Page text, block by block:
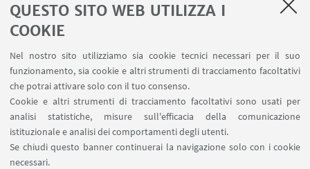
QUESTO SITO WEB UTILIZZA I
COOKIE
Nel nostro sito utilizziamo sia cookie tecnici necessari per il suo
funzionamento, sia cookie e altri strumenti di tracciamento facoltativi
che potrai attivare solo con il tuo consenso.
Cookie e altri strumenti di tracciamento facoltativi sono usati per
analisi statistiche, misure sull'efficacia della comunicazione
istituzionale e analisi dei comportamenti degli utenti.
Se chiudi questo banner continuerai la navigazione solo con i cookie
necessari.
Quadro utilizzo aule
Prenotazione sale dottorandi e assegnisti
Prenotazione Spazi Condivisi SPS
SEGUI IL DIPARTIMENTO SU: